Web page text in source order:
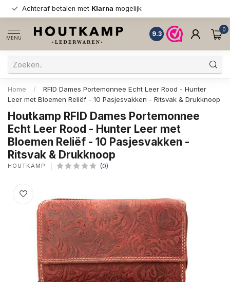
Achteraf betalen met Klarna mogelijk
MENU
9.3
0
Home /
RFID Dames Portemonnee Echt Leer Rood - Hunter
Leer met Bloemen Reliëf - 10 Pasjesvakken - Ritsvak & Drukknoop
Houtkamp RFID Dames Portemonnee
Echt Leer Rood - Hunter Leer met
Bloemen Reliëf - 10 Pasjesvakken -
Ritsvak & Drukknoop
HOUTKAMP (0)